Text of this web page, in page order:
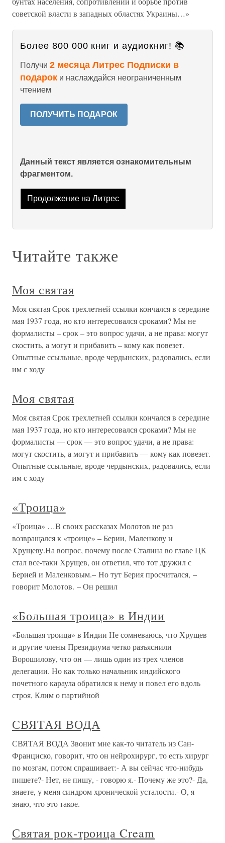
советской власти в западных областях Украины…»
Более 800 000 книг и аудиокниг! 📚
Получи 2 месяца Литрес Подписки в
подарок и наслаждайся неограниченным
чтением
ПОЛУЧИТЬ ПОДАРОК
Данный текст является ознакомительным
фрагментом.
Продолжение на Литрес
Читайте также
Моя святая
Моя святая Срок трехлетней ссылки кончался в середине
мая 1937 года, но кто интересовался сроками? Мы не
формалисты – срок – это вопрос удачи, а не права: могут
скостить, а могут и прибавить – кому как повезет.
Опытные ссыльные, вроде чердынских, радовались, если
им с ходу
Моя святая
Моя святая Срок трехлетней ссылки кончался в середине
мая 1937 года, но кто интересовался сроками? Мы не
формалисты — срок — это вопрос удачи, а не права:
могут скостить, а могут и прибавить — кому как повезет.
Опытные ссыльные, вроде чердынских, радовались, если
им с ходу
«Троица»
«Троица» …В своих рассказах Молотов не раз
возвращался к «троице» – Берии, Маленкову и
Хрущеву.На вопрос, почему после Сталина во главе ЦК
стал все-таки Хрущев, он ответил, что тот дружил с
Берией и Маленковым.– Но тут Берия просчитался, –
говорит Молотов. – Он решил
«Большая троица» в Индии
«Большая троица» в Индии Не сомневаюсь, что Хрущев
и другие члены Президиума четко разъяснили
Ворошилову, что он — лишь один из трех членов
делегации. Но как только начальник индийского
почетного караула обратился к нему и повел его вдоль
строя, Клим о партийной
СВЯТАЯ ВОДА
СВЯТАЯ ВОДА Звонит мне как-то читатель из Сан-
Франциско, говорит, что он нейрохирург, то есть хирург
по мозгам, потом спрашивает:- А вы сейчас что-нибудь
пишете?- Нет, не пишу, - говорю я.- Почему же это?- Да,
знаете, у меня синдром хронической усталости.- О, я
знаю, что это такое.
Святая рок-троица Cream